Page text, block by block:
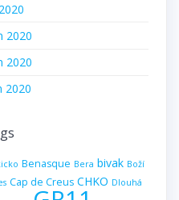
2020
2020
2020
Benasque Bera bivak Boží
Cap de Creus CHKO Dlouhá